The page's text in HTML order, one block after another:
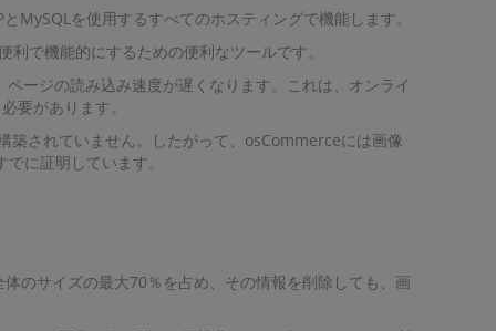
を使用するすべてのホスティングで機能します。
で機能的にするための便利なツールです。
ージの読み込み速度が遅くなります。これは、オンライ
要があります。
築されていません。したがって、osCommerceには画像
に証明しています。
のサイズの最大70％を占め、その情報を削除しても、画